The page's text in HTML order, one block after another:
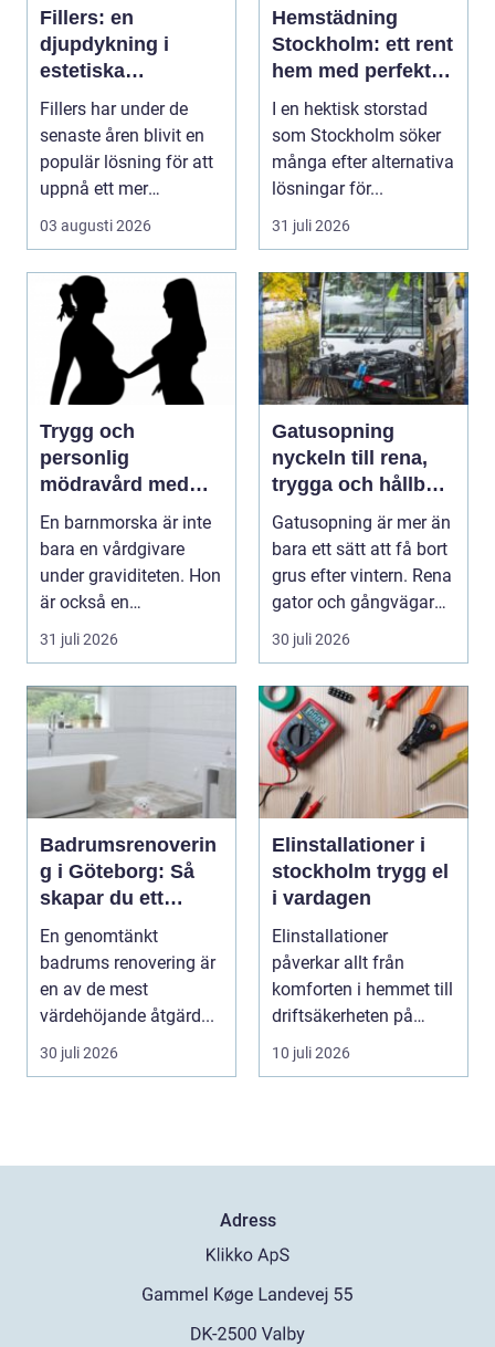
Fillers: en
djupdykning i
estetiska
behandlingar
Fillers har under de
senaste åren blivit en
populär lösning för att
uppnå ett mer
ungdomligt och frä...
03 augusti 2026
Hemstädning
Stockholm: ett rent
hem med perfekt
glans
I en hektisk storstad
som Stockholm söker
många efter alternativa
lösningar för...
31 juli 2026
Trygg och
personlig
mödravård med
barnmorska i
malmö
En barnmorska är inte
bara en vårdgivare
under graviditeten. Hon
är också en
följeslagare genom
fler...
31 juli 2026
Gatusopning
nyckeln till rena,
trygga och hållbara
stadsmiljöer
Gatusopning är mer än
bara ett sätt att få bort
grus efter vintern. Rena
gator och gångvägar
påverka...
30 juli 2026
Badrumsrenoverin
g i Göteborg: Så
skapar du ett
hållbart och
modernt badrum
En genomtänkt
badrums renovering är
en av de mest
värdehöjande åtgärd...
30 juli 2026
Elinstallationer i
stockholm trygg el
i vardagen
Elinstallationer
påverkar allt från
komforten i hemmet till
driftsäkerheten på
jobbet. I en växande ...
10 juli 2026
Adress